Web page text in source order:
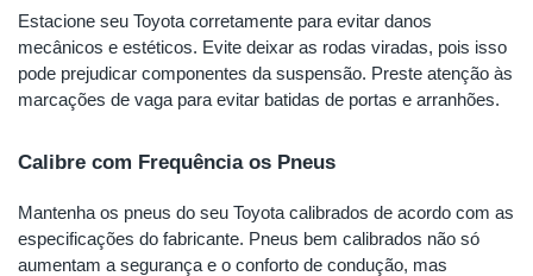
Estacione seu Toyota corretamente para evitar danos
mecânicos e estéticos. Evite deixar as rodas viradas, pois isso
pode prejudicar componentes da suspensão. Preste atenção às
marcações de vaga para evitar batidas de portas e arranhões.
Calibre com Frequência os Pneus
Mantenha os pneus do seu Toyota calibrados de acordo com as
especificações do fabricante. Pneus bem calibrados não só
aumentam a segurança e o conforto de condução, mas